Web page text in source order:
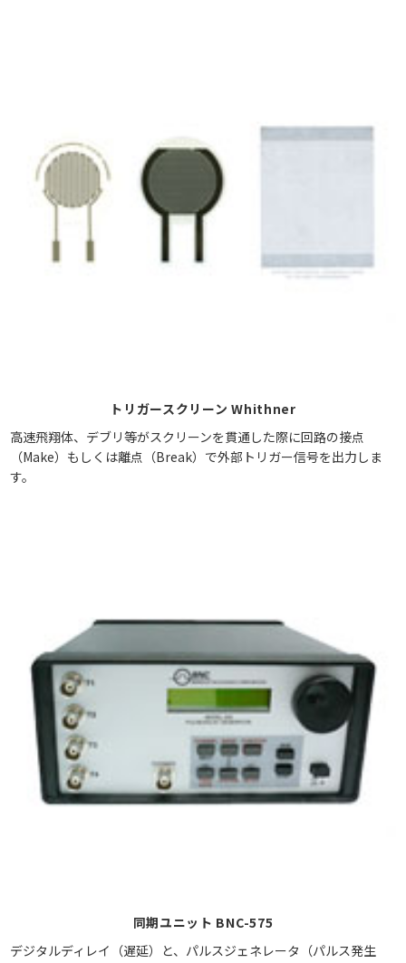
トリガースクリーン Whithner
高速飛翔体、デブリ等がスクリーンを貫通した際に回路の接点
（Make）もしくは離点（Break）で外部トリガー信号を出力しま
す。
同期ユニット BNC-575
デジタルディレイ（遅延）と、パルスジェネレータ（パルス発生